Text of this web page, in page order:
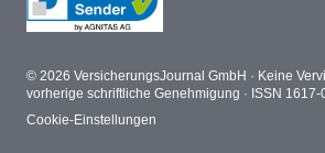
© 2026 VersicherungsJournal GmbH · Keine
vorherige schriftliche Genehmigung · ISSN 1617-
Cookie-Einstellungen